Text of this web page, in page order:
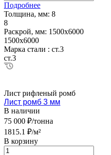
Подробнее
Толщина, мм: 8
8
Раскрой, мм: 1500х6000
1500х6000
Марка стали : ст.3
ст.3
Лист рифленый ромб
Лист ромб 3 мм
В наличии
75 000 ₽/тонна
1815.1 ₽/м²
В корзину